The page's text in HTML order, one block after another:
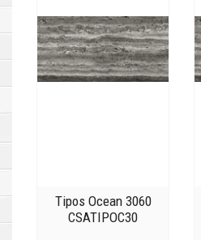
Tipos Ocean 3060
CSATIPOC30